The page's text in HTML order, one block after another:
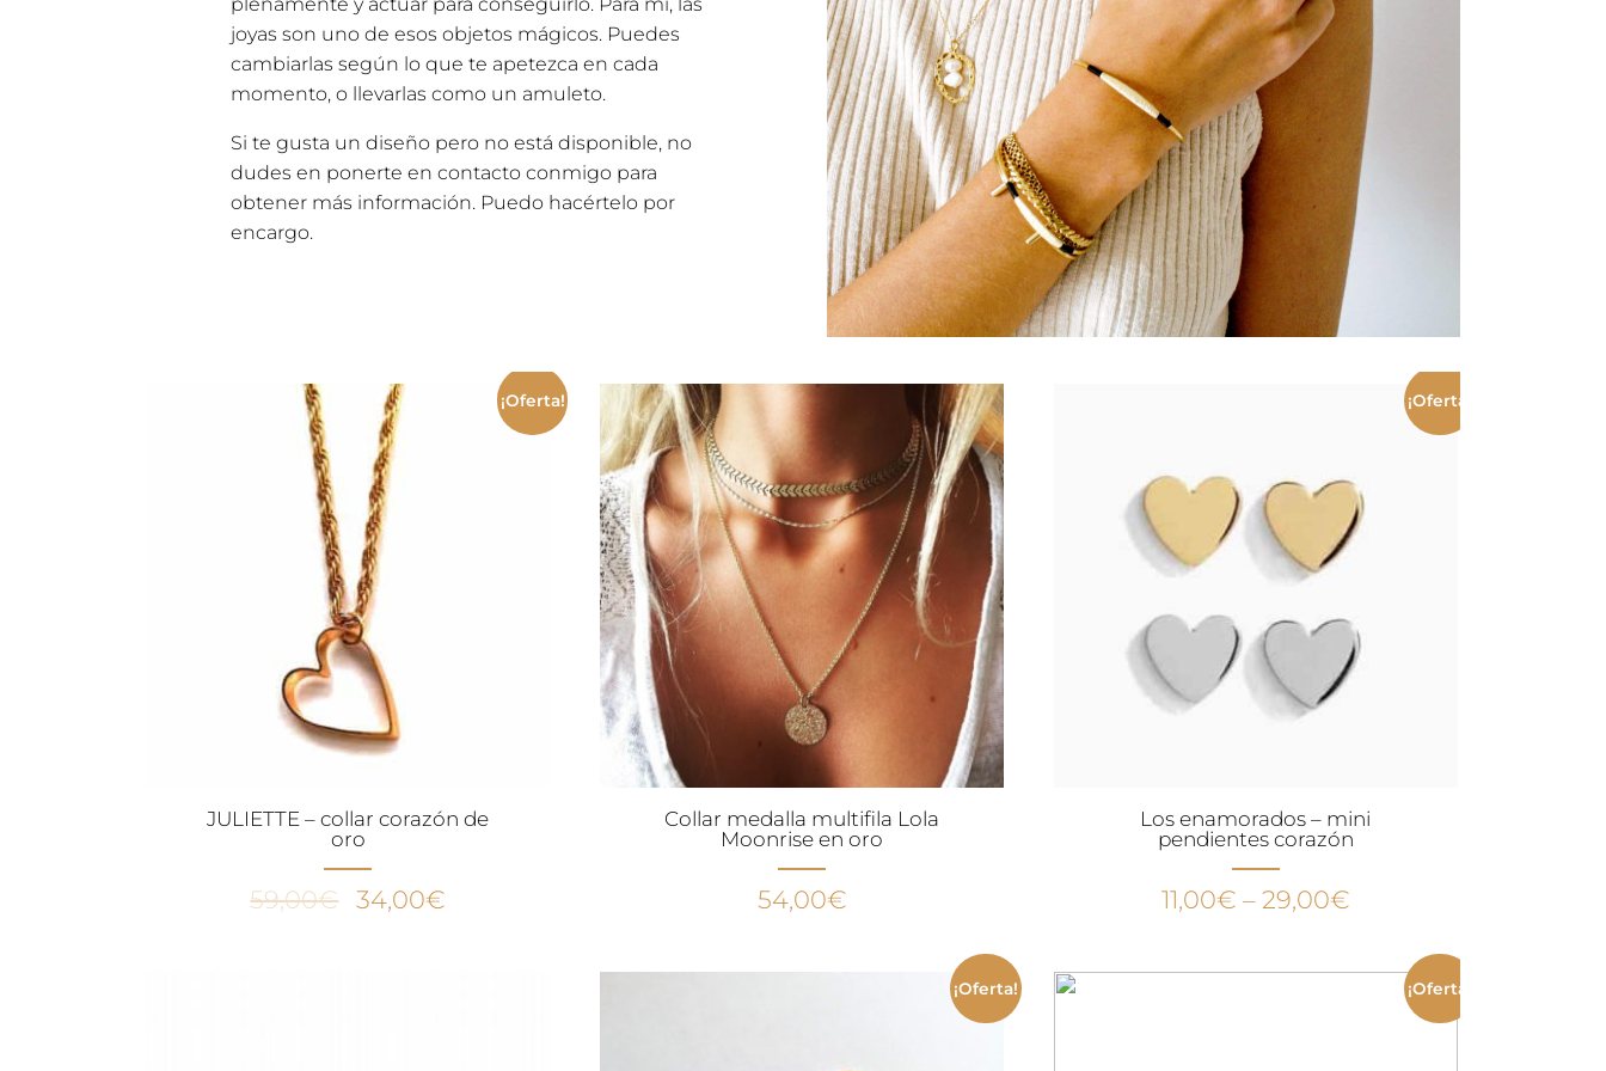
joyas son uno de esos objetos mágicos. Puedes
cambiarlas según lo que te apetezca en cada
momento, o llevarlas como un amuleto.
Si te gusta un diseño pero no está disponible, no
dudes en ponerte en contacto conmigo para
obtener más información. Puedo hacértelo por
encargo.
¡Oferta!
JULIETTE – collar corazón de
oro
59,00€ El
34,00€
Collar medalla multifila Lola
Moonrise en oro
54,00€
¡Oferta!
Los enamorados – mini
pendientes corazón
11,00€ – 29,00€
¡Oferta! ¡Oferta!